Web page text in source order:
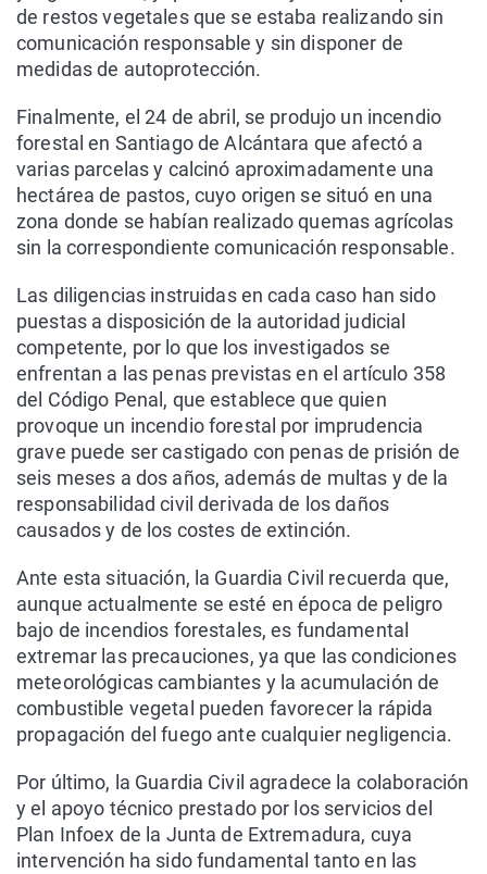
de restos vegetales que se estaba realizando sin
comunicación responsable y sin disponer de
medidas de autoprotección.
Finalmente, el 24 de abril, se produjo un incendio
forestal en Santiago de Alcántara que afectó a
varias parcelas y calcinó aproximadamente una
hectárea de pastos, cuyo origen se situó en una
zona donde se habían realizado quemas agrícolas
sin la correspondiente comunicación responsable.
Las diligencias instruidas en cada caso han sido
puestas a disposición de la autoridad judicial
competente, por lo que los investigados se
enfrentan a las penas previstas en el artículo 358
del Código Penal, que establece que quien
provoque un incendio forestal por imprudencia
grave puede ser castigado con penas de prisión de
seis meses a dos años, además de multas y de la
responsabilidad civil derivada de los daños
causados y de los costes de extinción.
Ante esta situación, la Guardia Civil recuerda que,
aunque actualmente se esté en época de peligro
bajo de incendios forestales, es fundamental
extremar las precauciones, ya que las condiciones
meteorológicas cambiantes y la acumulación de
combustible vegetal pueden favorecer la rápida
propagación del fuego ante cualquier negligencia.
Por último, la Guardia Civil agradece la colaboración
y el apoyo técnico prestado por los servicios del
Plan Infoex de la Junta de Extremadura, cuya
intervención ha sido fundamental tanto en las